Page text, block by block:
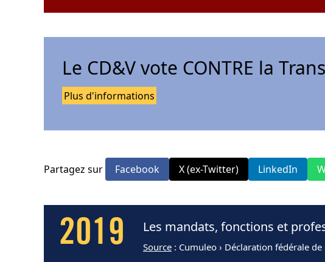
Le CD&V vote CONTRE la
Plus d'informations
Partagez sur Facebook X (ex-Twitter) LinkedIn
2019 Les mandats, fonctions et
Source : Cumuleo › Déclaration fédérale